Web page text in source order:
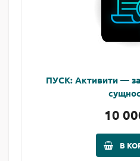
ПУСК: Активити —
10
В